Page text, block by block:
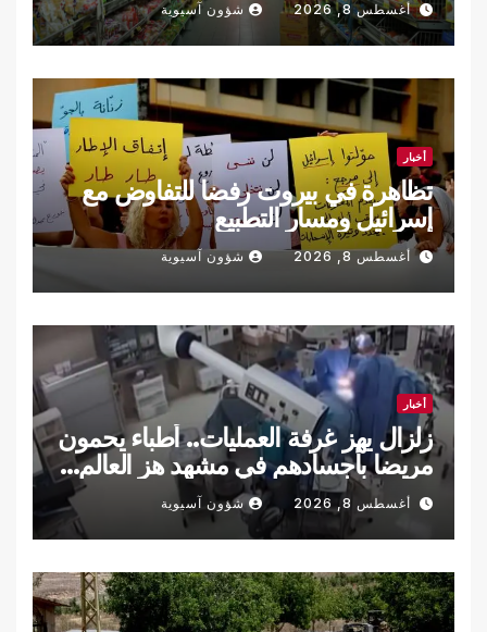
أغسطس 8, 2026 شؤون آسيوية
أخبار
تظاهرة في بيروت رفضا للتفاوض مع
إسرائيل ومسار التطبيع
أغسطس 8, 2026 شؤون آسيوية
أخبار
زلزال يهز غرفة العمليات.. أطباء يحمون
مريضا بأجسادهم في مشهد هز العالم…
فيديوأغسطس 8, 2026 شؤون آسيوية